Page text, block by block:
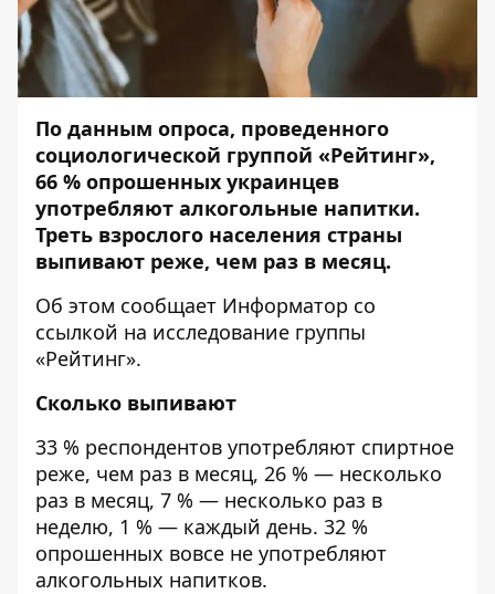
По данным опроса, проведенного
социологической группой «Рейтинг»,
66 % опрошенных украинцев
употребляют алкогольные напитки.
Треть взрослого населения страны
выпивают реже, чем раз в месяц.
Об этом сообщает Информатор со
ссылкой на исследование группы
«Рейтинг».
Сколько выпивают
33 % респондентов употребляют спиртное
реже, чем раз в месяц, 26 % — несколько
раз в месяц, 7 % — несколько раз в
неделю, 1 % — каждый день. 32 %
опрошенных вовсе не употребляют
алкогольных напитков.